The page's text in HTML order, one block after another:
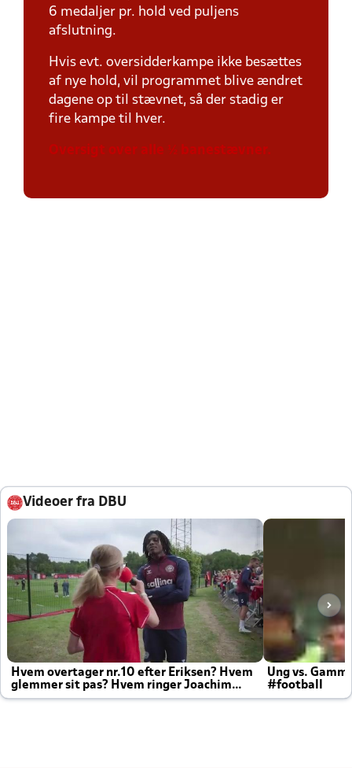
6 medaljer pr. hold ved puljens
afslutning.
Hvis evt. oversidderkampe ikke besættes
af nye hold, vil programmet blive ændret
dagene op til stævnet, så der stadig er
fire kampe til hver.
Oversigt over alle ½ banestævner.
Videoer fra DBU
Hvem overtager nr.10 efter Eriksen? Hvem
glemmer sit pas? Hvem ringer Joachim
altid til efter kampe?
Ung vs.
#football